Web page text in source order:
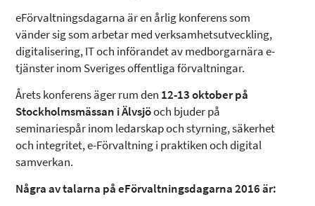
eFörvaltningsdagarna är en årlig konferens som
vänder sig som arbetar med verksamhetsutveckling,
digitalisering, IT och införandet av medborgarnära e-
tjänster inom Sveriges offentliga förvaltningar.
Årets konferens äger rum den 12-13 oktober på
Stockholmsmässan i Älvsjöoch bjuder på
seminariespår inom ledarskap och styrning, säkerhet
och integritet, e-Förvaltning i praktiken och digital
samverkan.
Några av talarna på eFörvaltningsdagarna 2016 är: